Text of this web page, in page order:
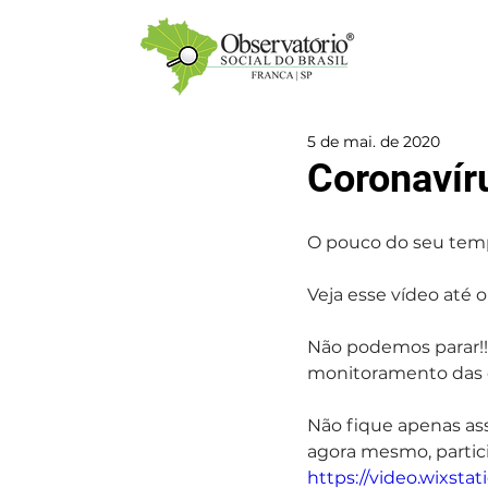
5 de mai. de 2020
O pouco do seu
Veja esse vídeo até
Não podemos
monitoramento das
Não fique apenas
agora mesmo,
https://